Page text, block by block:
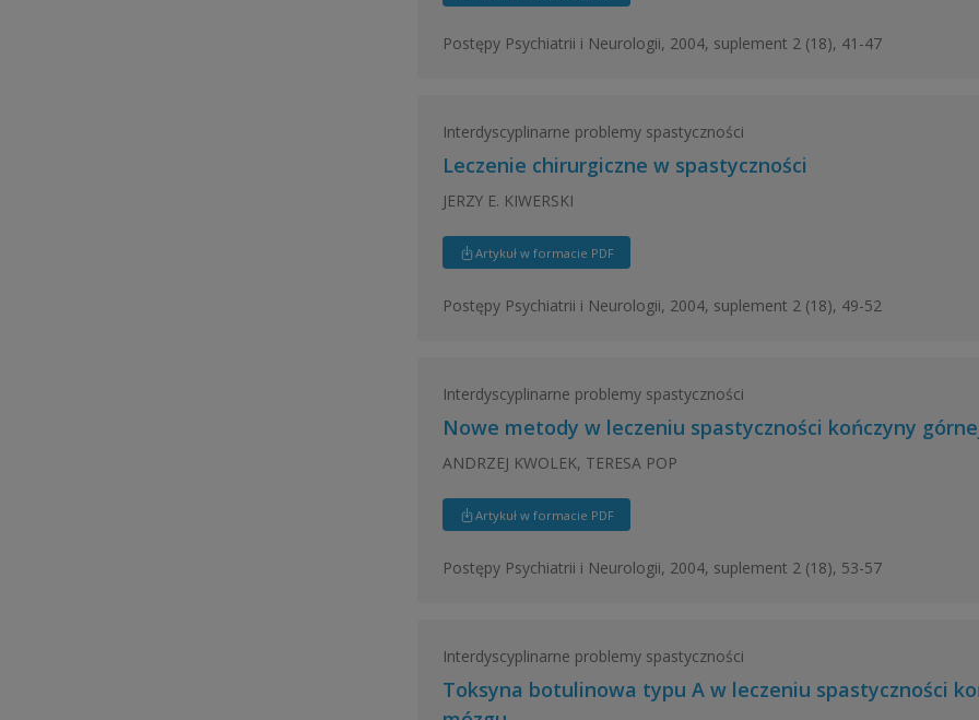
Postępy Psychiatrii i Neurologii, 2004, suplement 2 (18), 41-47
Interdyscyplinarne problemy spastyczności
Leczenie chirurgiczne w spastyczności
JERZY E. KIWERSKI
Artykuł w formacie PDF
Postępy Psychiatrii i Neurologii, 2004, suplement 2 (18), 49-52
Interdyscyplinarne problemy spastyczności
Nowe metody w leczeniu spastyczności kończyny
ANDRZEJ KWOLEK, TERESA POP
Artykuł w formacie PDF
Postępy Psychiatrii i Neurologii, 2004, suplement 2 (18), 53-57
Interdyscyplinarne problemy spastyczności
Toksyna botulinowa typu A w leczeniu spastyczności